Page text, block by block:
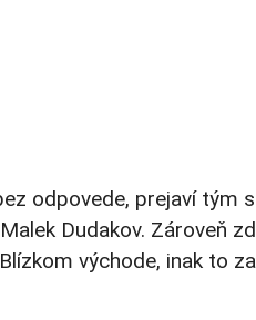
odpovede, prejaví tým
Dudakov. Zároveň
východe, inak to